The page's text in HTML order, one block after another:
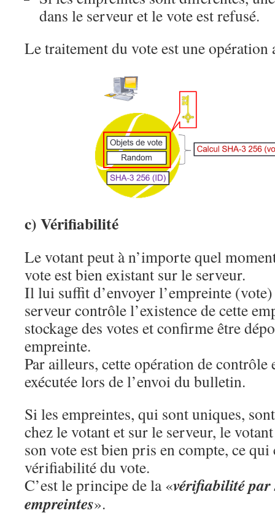
dans le serveur et le vote est refusé.
Le traitement du vote est une opération
c) Vérifiabilité
Le votant peut à n’importe quel
vote est bien existant sur le serveur.
Il lui suffit d’envoyer l’empreinte
serveur contrôle l’existence de cette
stockage des votes et confirme être
empreinte.
Par ailleurs, cette opération de contrôle
exécutée lors de l’envoi du bulletin.
Si les empreintes, qui sont uniques,
chez le votant et sur le serveur, le
son vote est bien pris en compte, ce
vérifiabilité du vote.
C’est le principe de la «vérifiabilité par
empreintes».